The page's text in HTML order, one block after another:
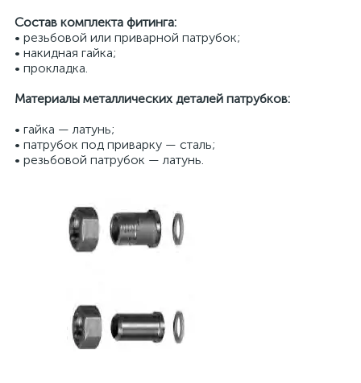
Состав комплекта фитинга:
• резьбовой или приварной патрубок;
• накидная гайка;
• прокладка.
Материалы металлических деталей патрубков:
• гайка — латунь;
• патрубок под приварку — сталь;
• резьбовой патрубок — латунь.